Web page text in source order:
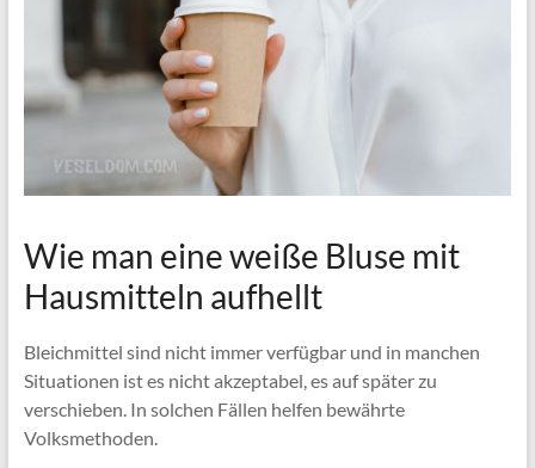
Wie man eine weiße Bluse mit
Hausmitteln aufhellt
Bleichmittel sind nicht immer verfügbar und in manchen
Situationen ist es nicht akzeptabel, es auf später zu
verschieben. In solchen Fällen helfen bewährte
Volksmethoden.